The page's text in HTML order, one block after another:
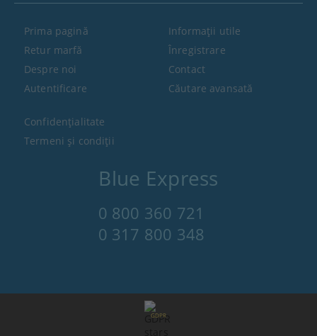
Blue Express
0 800 360 721
0 317 800 348
Prima pagină
Retur marfă
Despre noi
Autentificare
Informaţii utile
Înregistrare
Contact
Căutare avansată
Confidenţialitate
Termeni şi condiţii
GDPR